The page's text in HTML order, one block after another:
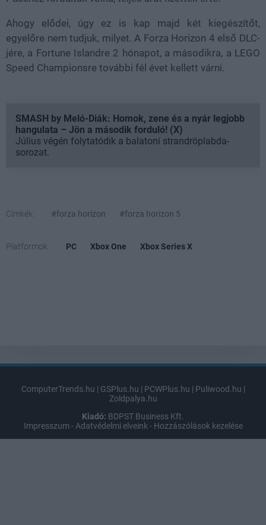
Ahogy elődei, úgy ez is kap majd két kiegészítőt,
egyelőre nem tudjuk, milyet. A Forza Horizon 4 első DLC-
jére, a Fortune Islandre 2 hónapot, a másodikra, a LEGO
Speed Championsre további fél évet kellett várni.
SMASH by Meló-Diák: Homok, zene és a nyár legjobb
hangulata – Jön a második forduló! (X)
Július végén folytatódik a balatoni strandröplabda-
sorozat.
Címkék: #forza horizon #forza horizon 5
Platformok: PC Xbox One Xbox Series X
ComputerTrends.hu | GSPlus.hu | PCWPlus.hu | Puliwood.hu |
Zoldpalya.hu
Kiadó: BDPST Business Kft.
Impresszum - Adatvédelmi elveink - Hozzászólások kezelése